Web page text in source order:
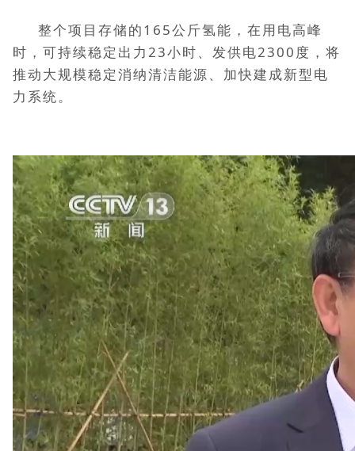
整个项目存储的165公斤氢能，在用电高峰
时，可持续稳定出力23小时、发供电2300度，将
推动大规模稳定消纳清洁能源、加快建成新型电
力系统。